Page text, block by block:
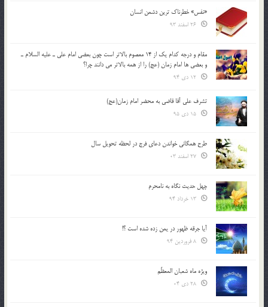
«نفس» خطرناک ترین دشمن انسان
مقام و درجه كدام يك از 14 معصوم بالاتر است چون بعضي امام علي ـ عليه السلام ـ
و بعضي ها امام زمان (عج) را از همه بالاتر مي دانند چرا؟
تشرف علي آقا قاضي به محضر امام زمان(عج)
طرح همگانی خواندن دعای فرج در لحظه تحویل سال
چهل حدیث نگاه به نامحرم
آیا جرقه ظهور در یمن زده شده است ؟!
ویژه ماه شعبان المعظّم